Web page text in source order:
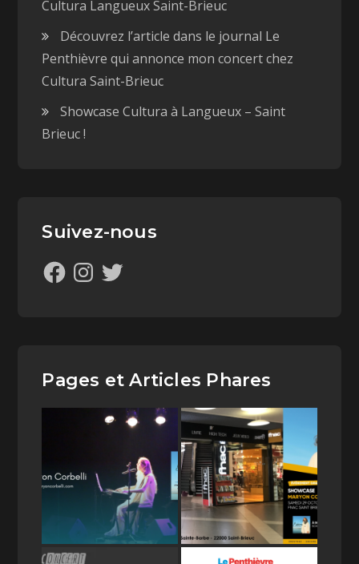
Cultura Langueux Saint-Brieuc
Découvrez l’article dans le journal Le
Penthièvre qui annonce mon concert chez
Cultura Saint-Brieuc
Showcase Cultura à Langueux – Saint
Brieuc !
Suivez-nous
Pages et Articles Phares